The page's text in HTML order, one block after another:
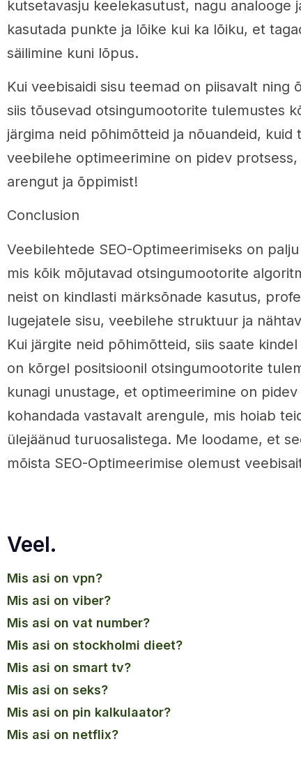
kutsetavasju keelekasutust, nagu analooge
kasutada punkte ja lõike kui ka lõiku, et
säilimine kuni lõpus.
Kui veebisaidi sisu teemad on piisavalt ning
siis tõusevad otsingumootorite tulemustes
järgima neid põhimõtteid ja nõuandeid,
veebilehe optimeerimine on pidev
arengut ja õppimist!
Conclusion
Veebilehtede SEO-Optimeerimiseks on
mis kõik mõjutavad otsingumootorite
neist on kindlasti märksõnade kasutus,
lugejatele sisu, veebilehe struktuur ja
Kui järgite neid põhimõtteid, siis saate
on kõrgel positsioonil otsingumootorite
kunagi unustage, et optimeerimine on
kohandada vastavalt arengule, mis hoiab
ülejäänud turuosalistega. Me loodame, et
mõista SEO-Optimeerimise olemust
Veel.
mis asi on vpn?
mis asi on viber?
mis asi on vat number?
mis asi on stockholmi dieet?
mis asi on smart tv?
mis asi on seks?
mis asi on pin kalkulaator?
mis asi on netflix?